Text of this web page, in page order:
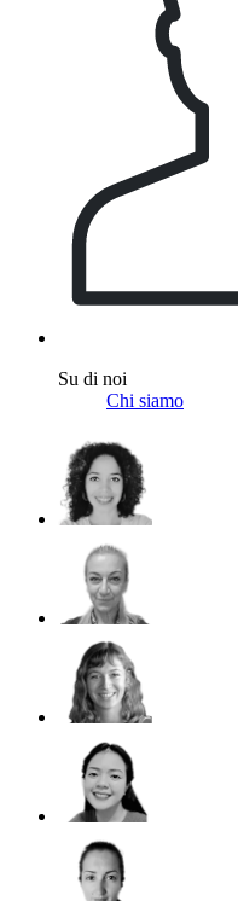
Su di noi
Chi siamo